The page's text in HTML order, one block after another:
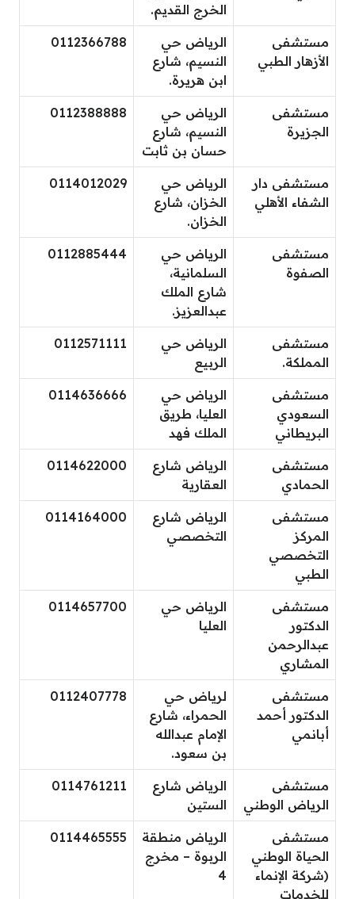
الخرج القديم.
مستشفى
الأزهار الطبي
الرياض حي
النسيم، شارع
ابن هريرة.
0112366788
مستشفى
الجزيرة
الرياض حي
النسيم، شارع
حسان بن ثابت
0112388888
مستشفى دار
الشفاء الأهلي
الرياض حي
الخزان، شارع
الخزان.
0114012029
مستشفى
الصفوة
الرياض حي
السلمانية،
شارع الملك
عبدالعزيز.
0112885444
مستشفى
المملكة.
الرياض حي
الربيع
0112571111
مستشفى
السعودي
البريطاني
الرياض حي
العليا، طريق
الملك فهد
0114636666
مستشفى
الحمادي
الرياض شارع
العقارية
0114622000
مستشفى
المركز
التخصصي
الطبي
الرياض شارع
التخصصي
0114164000
مستشفى
الدكتور
عبدالرحمن
المشاري
الرياض حي
العليا
0114657700
مستشفى
الدكتور أحمد
أبانمي
لرياض حي
الحمراء، شارع
الإمام عبدالله
بن سعود.
0112407778
مستشفى
الرياض الوطني
الرياض شارع
الستين
0114761211
مستشفى
الحياة الوطني
(شركة الإنماء
للخدمات
الرياض منطقة
الربوة – مخرج
4
0114465555